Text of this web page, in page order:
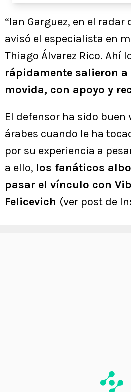
“Ian Garguez, en el radar
avisó el especialista en
Thiago Álvarez Rico. Ahí
rápidamente salieron
movida, con apoyo y
El defensor ha sido buen
árabes cuando le ha
por su experiencia a
a ello, los fanáticos
pasar el vínculo con
Felicevich (ver post de